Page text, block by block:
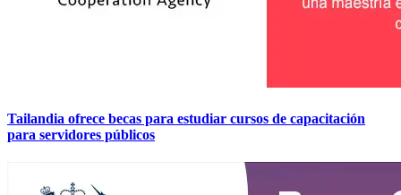
Tailandia ofrece becas para estudiar cursos de capacitación
para servidores públicos